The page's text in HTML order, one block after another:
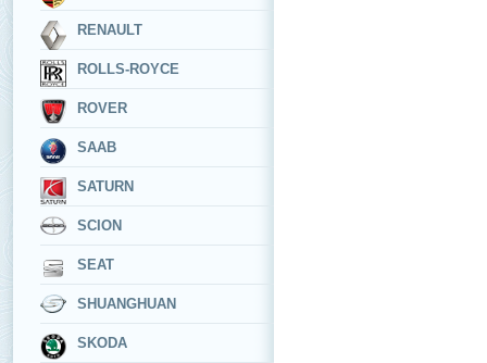
RENAULT
ROLLS-ROYCE
ROVER
SAAB
SATURN
SCION
SEAT
SHUANGHUAN
SKODA